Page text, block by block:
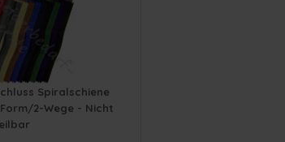
Spiralschiene
2-Wege - Nicht